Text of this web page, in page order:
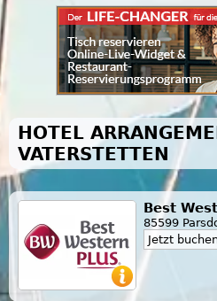
HOTEL
VATERSTETTEN
Best
85599
Jetzt